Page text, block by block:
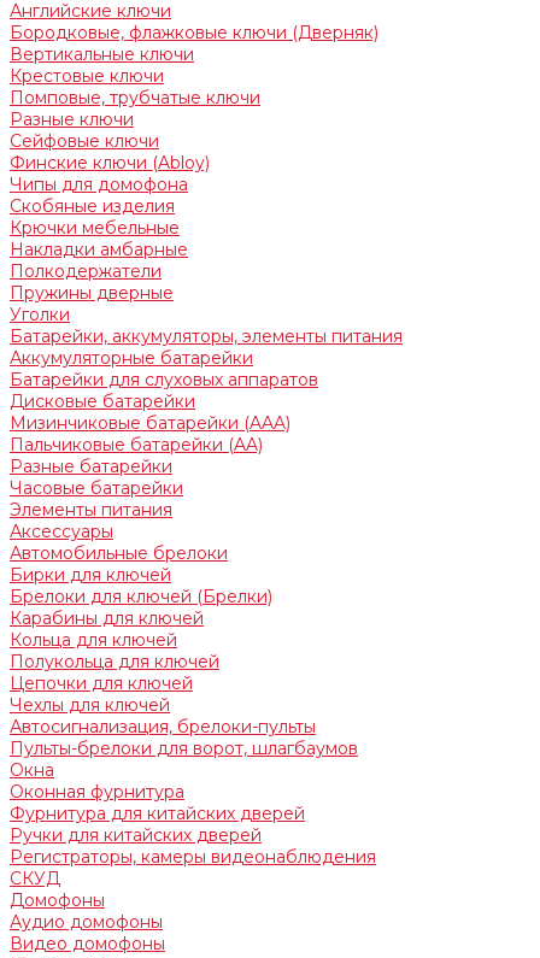
Английские ключи
Бородковые, флажковые ключи (Дверняк)
Вертикальные ключи
Крестовые ключи
Помповые, трубчатые ключи
Разные ключи
Сейфовые ключи
Финские ключи (Abloy)
Чипы для домофона
Скобяные изделия
Крючки мебельные
Накладки амбарные
Полкодержатели
Пружины дверные
Уголки
Батарейки, аккумуляторы, элементы питания
Аккумуляторные батарейки
Батарейки для слуховых аппаратов
Дисковые батарейки
Мизинчиковые батарейки (AAA)
Пальчиковые батарейки (AA)
Разные батарейки
Часовые батарейки
Элементы питания
Аксессуары
Автомобильные брелоки
Бирки для ключей
Брелоки для ключей (Брелки)
Карабины для ключей
Кольца для ключей
Полукольца для ключей
Цепочки для ключей
Чехлы для ключей
Автосигнализация, брелоки-пульты
Пульты-брелоки для ворот, шлагбаумов
Окна
Оконная фурнитура
Фурнитура для китайских дверей
Ручки для китайских дверей
Регистраторы, камеры видеонаблюдения
СКУД
Домофоны
Аудио домофоны
Видео домофоны